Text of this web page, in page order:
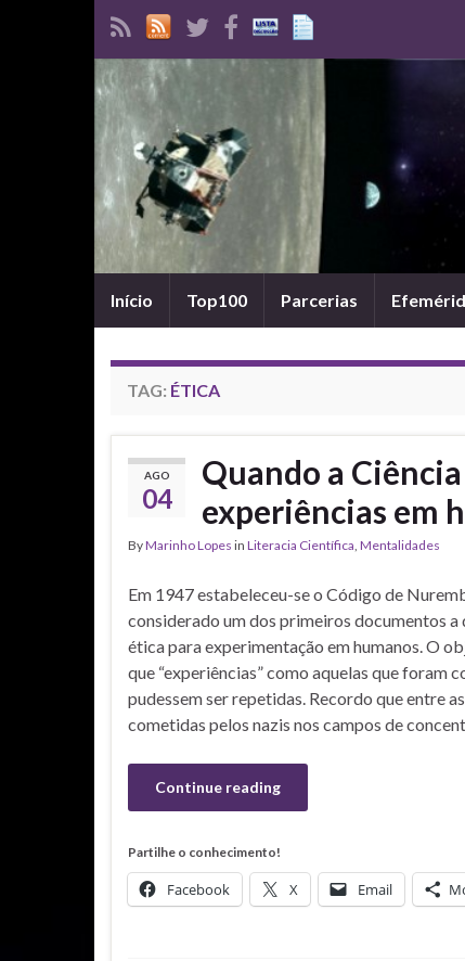
Início Top100 Parcerias
TAG: ÉTICA
AGO
04
Quando a
experiências em
ByMarinho Lopes in Literacia Científica, Mentalidades
Em 1947 estabeleceu-se o Código de
considerado um dos primeiros documentos
ética para experimentação em humanos. O
que “experiências” como aquelas que foram
pudessem ser repetidas. Recordo que entre
cometidas pelos nazis nos campos de
Continue reading
Partilhe o conhecimento!
Facebook X Email